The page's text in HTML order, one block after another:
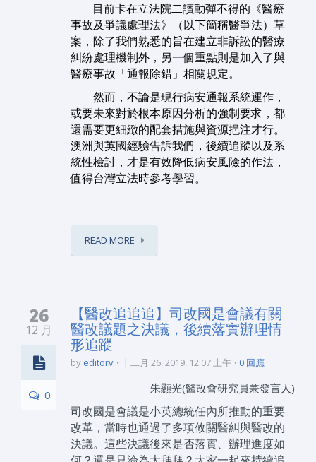
目前卡在立法院二讀動彈不得的《醫療
事故及爭議處理法》（以下簡稱醫爭法）草
案，除了我們熟悉的旨在建立非訴訟的醫療
糾紛處理機制外，另一個重點則是加入了與
醫療事故「通報除錯」相關規定。
然而，不論是現行病安通報系統運作，
或要未來對於根本原因分析的強制要求，都
還需要更細緻的配套措施與資源挹注才行。
澳洲與英國經驗告訴我們，後續追蹤以及系
統性檢討，才是有效降低病安風險的作法，
值得台灣立法時參考學習。
READ MORE
26
12 月
0
【醫改追追追】司改國是會議有關
醫改議題之決議，後續落實辦理情
形追蹤
by editorv 十二月 26, 2019, 12:07 上午 0 回應
朱顯光(醫改會研究員兼發言人)
司改國是會議是小英總統任內所推動的重要
改革，當時也通過了多項攸關醫糾與醫改的
決議。這些決議後來是否落實、辦理進度如